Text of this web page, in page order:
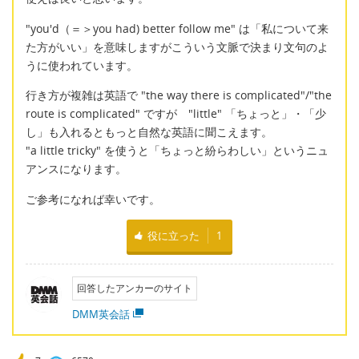
"you'd（＝＞you had) better follow me" は「私について来
た方がいい」を意味しますがこういう文脈で決まり文句のよ
うに使われています。
行き方が複雑は英語で "the way there is complicated"/"the
route is complicated" ですが "little" 「ちょっと」・「少
し」も入れるともっと自然な英語に聞こえます。
"a little tricky" を使うと「ちょっと紛らわしい」というニュ
アンスになります。
ご参考になれば幸いです。
役に立った 1
回答したアンカーのサイト
DMM英会話